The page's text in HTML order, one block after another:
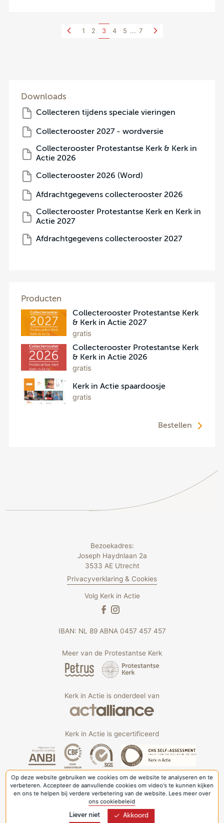
Op deze website gebruiken we cookies om de website te analyseren en te
verbeteren. Accepteer de aanvullende cookies om video's te kunnen kijken
en ons te helpen bij verdere verbetering van de website. Lees meer over
ons cookiebeleid
Liever niet Akkoord
1 2 3 4 5 ... 7
Downloads
Collecteren tijdens speciale vieringen
Collecterooster 2027 - wordversie
Collecterooster Protestantse Kerk & Kerk in
Actie 2026
Collecterooster 2026 (Word)
Afdrachtgegevens collecterooster 2026
Collecterooster Protestantse Kerk en Kerk in
Actie 2027
Afdrachtgegevens collecterooster 2027
Producten
Collecterooster Protestantse Kerk
& Kerk in Actie 2027
gratis
Collecterooster Protestantse Kerk
& Kerk in Actie 2026
gratis
Kerk in Actie spaardoosje
gratis
Bestellen
Bezoekadres:
Joseph Haydnlaan 2a
3533 AE Utrecht
Privacyverklaring & Cookies
Volg Kerk in Actie
IBAN: NL 89 ABNA 0457 457 457
Meer van de Protestantse Kerk
Kerk in Actie is onderdeel van
Kerk in Actie is gecertificeerd